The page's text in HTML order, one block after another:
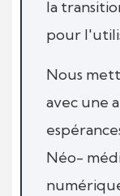
la
pour
Nous
avec une
Néo-